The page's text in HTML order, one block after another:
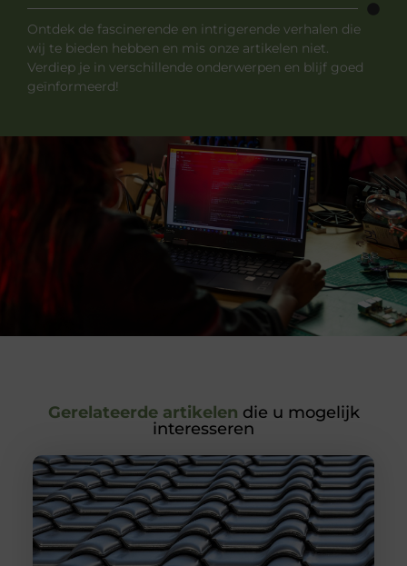
Ontdek de fascinerende en intrigerende verhalen die
wij te bieden hebben en mis onze artikelen niet.
Verdiep je in verschillende onderwerpen en blijf goed
geïnformeerd!
Gerelateerde artikelen die u mogelijk
interesseren